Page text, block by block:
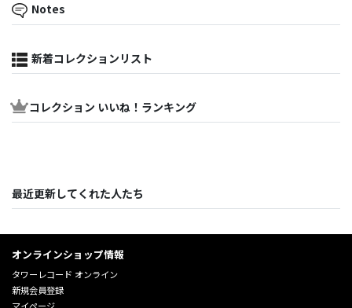
Notes
新着コレクションリスト
コレクション いいね！ランキング
最近更新してくれた人たち
オンラインショップ情報
タワーレコード オンライン
新規会員登録